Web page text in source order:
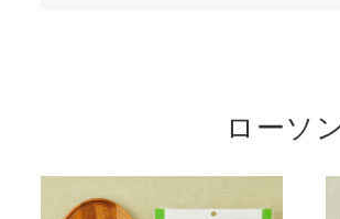
ローソ